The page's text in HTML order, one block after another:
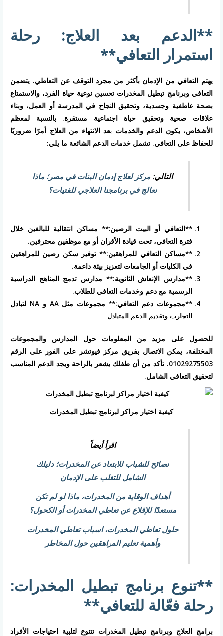
**الدعم بعد العلاج: رحلة
استمرار التعافي**
يهتم التعافي من الإدمان بأكثر من مجرد التوقف عن التعاطي. يتضمن
التعافي وبرنامج تبطيل المخدرات تحسين نوعية حياة الفرد، والاستمتاع
بصحة عاطفية وجسدية، وتحقيق النجاح في المدرسة أو العمل، وبناء
علاقات صحية وتحقيق حياة اجتماعية مستقرة. بالنسبة لمعظم
الأشخاص، يكون الدعم والخدمات بعد الانتهاء من العلاج أمرًا ضروريًا
للحفاظ على التعافي. تشمل خدمات الدعم الشائعة ما يلي:
التالي: مركز لعلاج إدمان البنات في مصر؛ ماذا
نعالج في برنامجنا العلاجي للفتيات؟
**التعافي أو البيت الرصين:** مساكن انتقالية للبالغين خلال
فترة التعافي، تحت قيادة الأقران أو مع موظفين محترفين.
**مساكن التعافي للمراهقين:** توفير سكن رصين للمراهقين
في الكليات أو الجامعات لتعزيز بيئة داعمة.
**مدارس الإنعاش الثانوية:** مدارس تدمج المناهج الدراسية
الرسمية مع دعم وخدمات التعافي للطلاب.
**مجموعات دعم التعافي:** مجموعات مثل AA و NA لتبادل
التجارب وتقديم الدعم المتبادل.
للحصول على مزيد من المعلومات حول المدارس والمجموعات
المختلفة، يمكن الاتصال بفريق مركز فيوتشر على الفور على الرقم
01029275503. تأكد من أن طفلك يشعر بالراحة ويجد الدعم المناسب
لتحقيق التعافي الشامل.
كيفية اختيار مراكز لبرنامج تبطيل المخدرات
اقرأ أيضاً
نصائح للشباب للابتعاد عن المخدرات؛ دليلك
الشامل للتغلب على الإدمان
أهداف الوقاية من المخدرات، ماذا لو لم تكن
مستعدًا للإقلاع عن تعاطي المخدرات أو الكحول؟
حلول تعاطي المخدرات، اسباب تعاطي المخدرات
وأهمية تعليم المراهقين حول المخاطر
**تنوع برنامج تبطيل المخدرات:
رحلة فعّالة للتعافي**
برامج العلاج وبرنامج تبطيل المخدرات تتنوع لتلبية احتياجات الأفراد